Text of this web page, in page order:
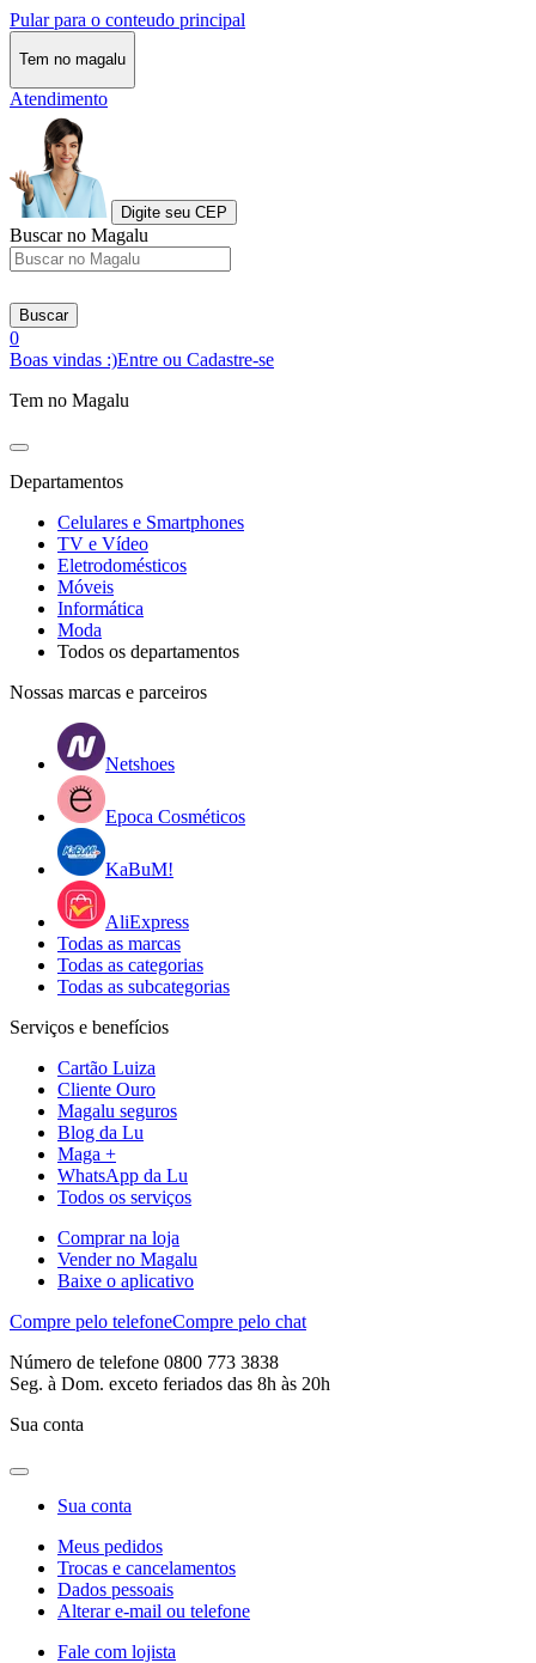
Pular para o conteudo principal
Tem no magalu
Atendimento
Digite seu CEP
Buscar no Magalu
Buscar
0
Boas vindas :)Entre ou Cadastre-se
Tem no Magalu
Departamentos
Celulares e Smartphones
TV e Vídeo
Eletrodomésticos
Móveis
Informática
Moda
Todos os departamentos
Nossas marcas e parceiros
Netshoes
Epoca Cosméticos
KaBuM!
AliExpress
Todas as marcas
Todas as categorias
Todas as subcategorias
Serviços e benefícios
Cartão Luiza
Cliente Ouro
Magalu seguros
Blog da Lu
Maga +
WhatsApp da Lu
Todos os serviços
Comprar na loja
Vender no Magalu
Baixe o aplicativo
Compre pelo telefoneCompre pelo chat
Número de telefone 0800 773 3838
Seg. à Dom. exceto feriados das 8h às 20h
Sua conta
Sua conta
Meus pedidos
Trocas e cancelamentos
Dados pessoais
Alterar e-mail ou telefone
Fale com lojista